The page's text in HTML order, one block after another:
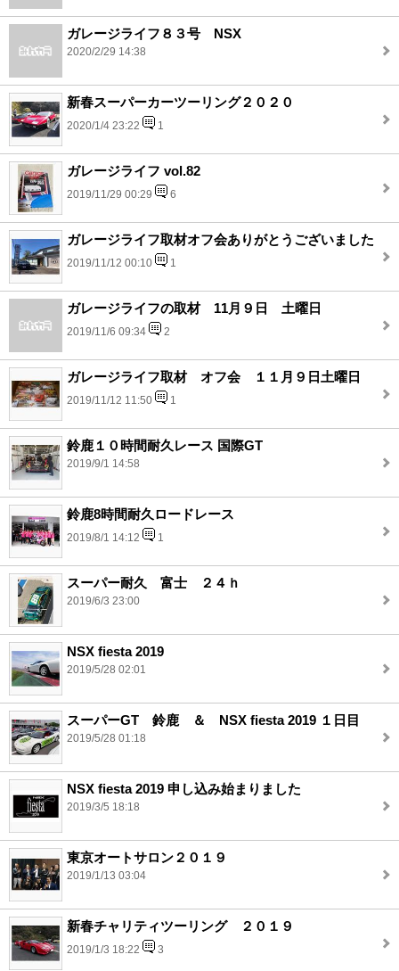
ガレージライフ８３号 NSX
2020/2/29 14:38
新春スーパーカーツーリング２０２０
2020/1/4 23:22 1
ガレージライフ vol.82
2019/11/29 00:29 6
ガレージライフ取材オフ会ありがとうございました
2019/11/12 00:10 1
ガレージライフの取材 11月９日 土曜日
2019/11/6 09:34 2
ガレージライフ取材 オフ会 １１月９日土曜日
2019/11/12 11:50 1
鈴鹿１０時間耐久レース 国際GT
2019/9/1 14:58
鈴鹿8時間耐久ロードレース
2019/8/1 14:12 1
スーパー耐久 富士 ２４ｈ
2019/6/3 23:00
NSX fiesta 2019
2019/5/28 02:01
スーパーGT 鈴鹿 ＆ NSX fiesta 2019 １日目
2019/5/28 01:18
NSX fiesta 2019 申し込み始まりました
2019/3/5 18:18
東京オートサロン２０１９
2019/1/13 03:04
新春チャリティツーリング ２０１９
2019/1/3 18:22 3